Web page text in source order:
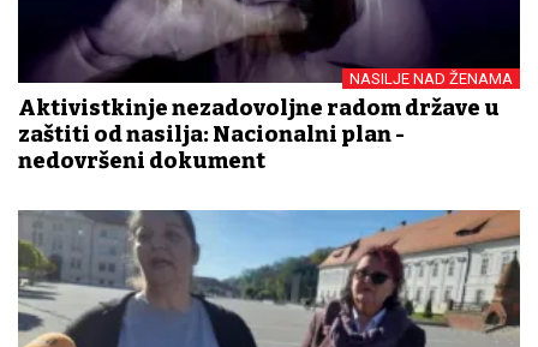
NASILJE NAD ŽENAMA
Aktivistkinje nezadovoljne radom države u
zaštiti od nasilja: Nacionalni plan -
nedovršeni dokument